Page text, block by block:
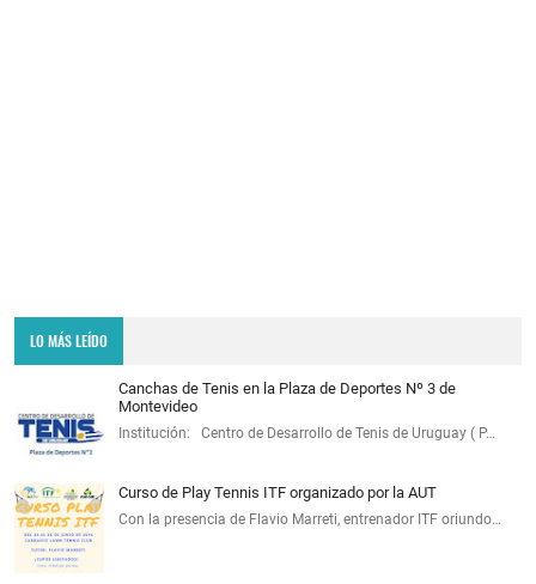
LO MÁS LEÍDO
Canchas de Tenis en la Plaza de Deportes Nº 3 de
Montevideo
Institución: Centro de Desarrollo de Tenis de Uruguay ( P…
Curso de Play Tennis ITF organizado por la AUT
Con la presencia de Flavio Marreti, entrenador ITF oriundo…